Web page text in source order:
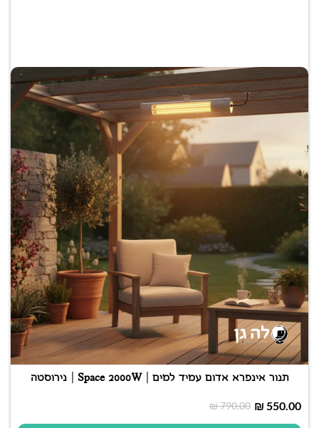
תנור אינפרא אדום עמיד למים | Space 2000W | נירוסטה
₪790.00 ₪ 550.00